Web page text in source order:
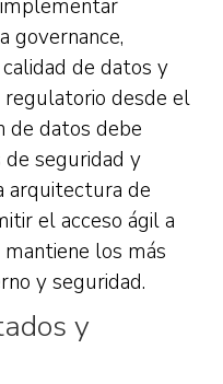
governance,
de datos y
desde el
de datos debe
seguridad y
arquitectura de
el acceso ágil a
los más
y seguridad.
y